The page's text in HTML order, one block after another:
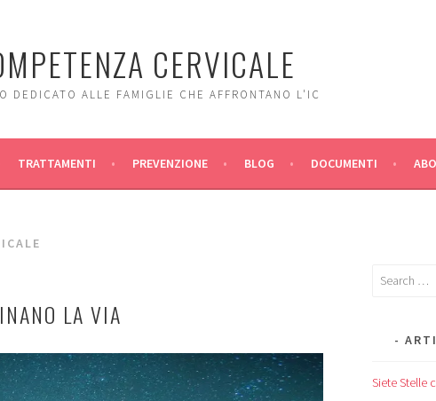
CERVICALE
DEDICATO ALLE FAMIGLIE CHE AFFRONTANO L'IC
TRATTAMENTI PREVENZIONE BLOG DOCUMENTI
LA VIA
Search
Siete Stelle